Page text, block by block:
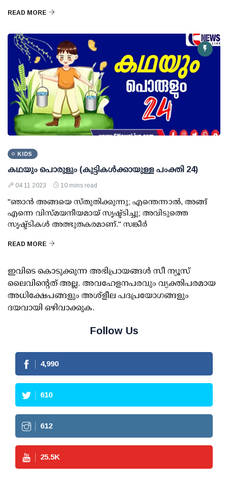
READ MORE
KIDS
കഥയും പൊരുളും (കുട്ടികൾക്കായുള്ള പംക്തി 24)
04 11 2023 10 mins read
"ഞാൻ അങ്ങയെ സ്തുതിക്കുന്നു; എന്തെന്നാൽ, അങ്ങ്
എന്നെ വിസ്മയനീയമായ് സൃഷ്ട്ടിച്ചു; അവിടുത്തെ
സൃഷ്ട്ടികൾ അത്ഭുതകരമാണ്." സങ്കീർ
READ MORE
ഇവിടെ കൊടുക്കുന്ന അഭിപ്രായങ്ങള്‍ സീ ന്യൂസ്
ലൈവിന്റെത് അല്ല. അവഹേളനപരവും വ്യക്തിപരമായ
അധിക്ഷേപങ്ങളും അശ്‌ളീല പദപ്രയോഗങ്ങളും
ദയവായി ഒഴിവാക്കുക.
Follow Us
4,990
610
612
25.5K